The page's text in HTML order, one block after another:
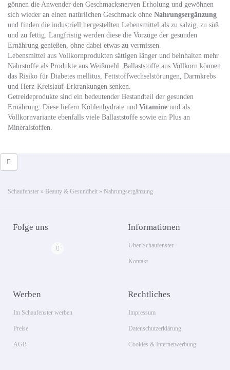
gönnen die Anwender den Geschmacksnerven Erholung und gewöhnen
sich wieder an einen natürlichen Geschmack ohne Nahrungsergänzung
und finden die industriell hergestellten Lebensmittel als zu salzig, zu süß
und zu fettig. Langfristig werden diese die Vorzüge der gesunden
Ernährung genießen, ohne dabei etwas zu vermissen.
Lebensmittel aus Vollkornprodukten sättigen länger und beinhalten mehr
Nährstoffe als Produkte aus Weißmehl. Ballaststoffe aus Vollkorn können
das Risiko für Diabetes mellitus, Fettstoffwechselstörungen, Darmkrebs
und Herz-Kreislauf-Erkrankungen senken.
Getreideprodukte sind ein bedeutender Bestandteil der gesunden
Ernährung. Diese liefern Kohlenhydrate und Vitamine und als
Vollkornvariante ebenfalls viele Ballaststoffe sowie ein Plus an
Mineralstoffen.
Schaufenster » Beauty & Gesundheit » Nahrungsergänzung
Folge uns Informationen
Über Schaufenster
Kontakt
Werben
Im Schaufenster werben
Preise
AGB
Rechtliches
Impressum
Datenschutzerklärung
Cookies & Internetwerbung